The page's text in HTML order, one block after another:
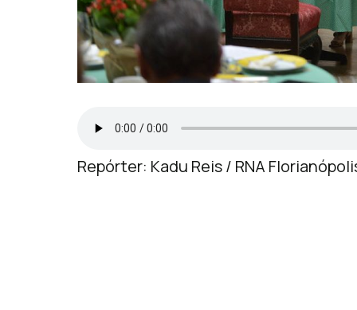
Repórter: Kadu Reis / RNA